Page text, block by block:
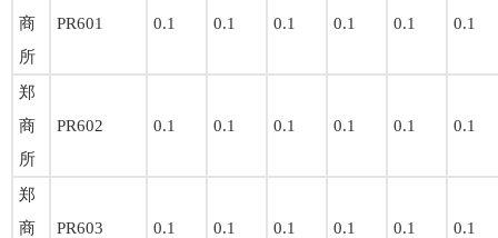
商
所
PR601 0.1 0.1 0.1 0.1 0.1 0.1
郑
商
所
PR602 0.1 0.1 0.1 0.1 0.1 0.1
郑
商
PR603 0.1 0.1 0.1 0.1 0.1 0.1